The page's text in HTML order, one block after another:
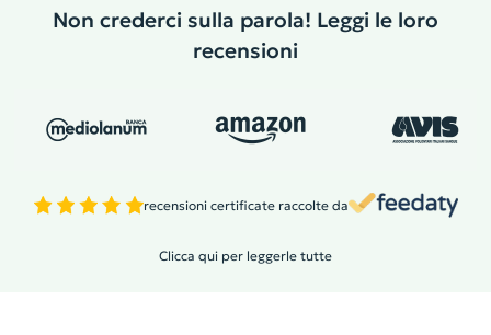
Non crederci sulla parola! Leggi le loro
recensioni
recensioni certificate raccolte da
Clicca qui per leggerle tutte